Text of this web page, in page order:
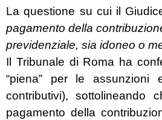
La questione su cui il
pagamento della
previdenziale, sia idoneo o
Il Tribunale di Roma ha
“piena” per le assunzioni
contributivi), sottolineando
pagamento della